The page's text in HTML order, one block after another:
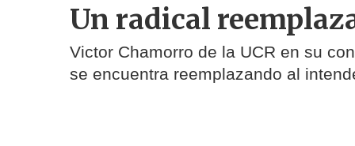
Un radical
Victor Chamorro de la UCR en su
se encuentra reemplazando al